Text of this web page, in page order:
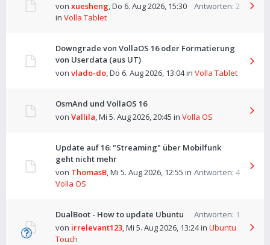
Antworten: 2
von xuesheng,Do 6. Aug 2026, 15:30
in Volla Tablet
Downgrade von VollaOS 16 oder Formatierung
von Userdata (aus UT)
von vlado-do,Do 6. Aug 2026, 13:04in Volla Tablet
OsmAnd und VollaOS 16
von Vallila,Mi 5. Aug 2026, 20:45 in Volla OS
Update auf 16: "Streaming" über Mobilfunk
geht nicht mehr
Antworten: 4
von ThomasB,Mi 5. Aug 2026, 12:55 in
Volla OS
DualBoot - How to update Ubuntu Antworten: 1
von irrelevant123,Mi 5. Aug 2026, 13:24in Ubuntu
Touch